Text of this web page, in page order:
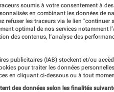
soumis à votre consentement à
en combinant les données de
refuser les traceurs via le lien "continuer
optimal de nos services notamment
des contenus, l’analyse des
publicitaires (IAB) stockent et/ou
pour traiter les données
en cliquant ci-dessous ou à tout
des données selon les finalités